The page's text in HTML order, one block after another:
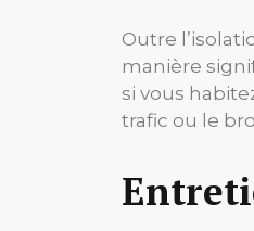
Outre
manière
si vous
trafic ou le